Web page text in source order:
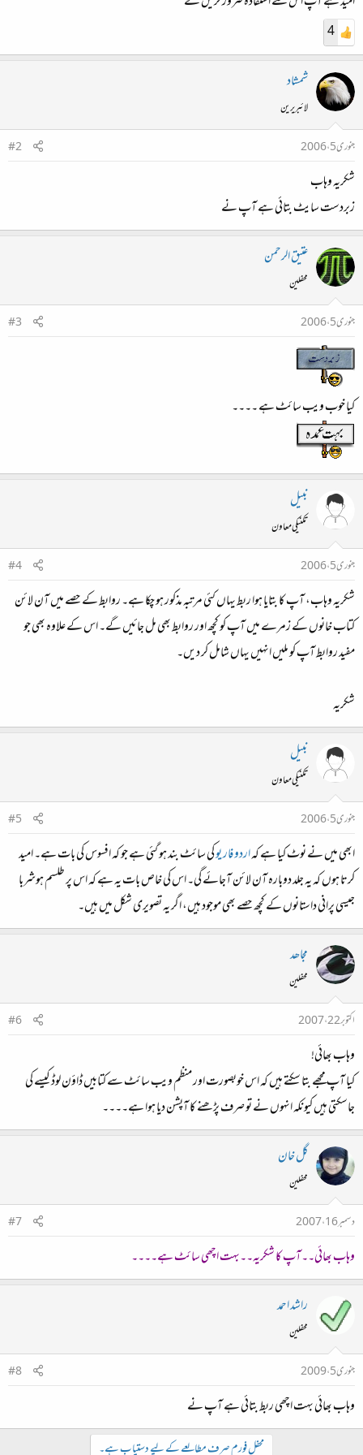
4
شمشاد
لائبریرین
جنوری 5، 2006
#2
شکریہ وہاب
زبردست سایٹ بتائی ہے آپ نے
عتیق الرحمن
محفلین
جنوری 5، 2006
#3
کیا خوب ویب سائٹ ہے ۔۔۔۔
نبیل
تکنیکی معاون
جنوری 5، 2006
#4
شکریہ وہاب، آپ کا بتایا ہوا ربط یہاں کئی مرتبہ مذکور ہو چکا ہے۔ روابط کے حصے میں آن لائن
کتاب خانوں کے زمرے میں آپ کو کچھ اور روابط بھی مل جائیں گے۔ اس کے علاوہ بھی جو
مفید روابط آپ کو ملیں انہیں یہاں شامل کر دیں۔
شکریہ
نبیل
تکنیکی معاون
جنوری 5، 2006
#5
ابھی میں نے نوٹ کیا ہے کہاردو فار یوکی سائٹ بند ہو گئی ہے جو کہ افسوس کی بات ہے۔ امید
کرتا ہوں کہ یہ جلد دوبارہ آن لائن آجائے گی۔ اس کی خاص بات یہ ہے کہ اس پر طلسم ہوشربا
جیسی پرانی داستانوں کے کچھ حصے بھی موجود ہیں، اگر یہ تصویری شکل میں ہیں۔
مجاھد
محفلین
اکتوبر 22، 2007
#6
وہاب بھائی!
کیا آپ مجھے بتا سکتے ہیں کہ اس خوبصورت اور منظم ویب سائٹ سے کتابیں ڈاؤن لوڈ کیسے کی
جاسکتی ہیں ‌کیونکہ انہوں نے تو صرف پڑھنے کا آپشن دیا ہوا ہے۔۔۔۔
گل خان
محفلین
دسمبر 16، 2007
#7
وہاب بھائی۔۔آپ کا شکریہ۔۔بہت اچھی سائٹ ہے۔۔۔۔
راشد احمد
محفلین
جنوری 5، 2009
#8
وہاب بھائی بہت اچھی ربط بتائی ہے آپ نے
محفل فورم صرف مطالعے کے لیے دستیاب ہے۔